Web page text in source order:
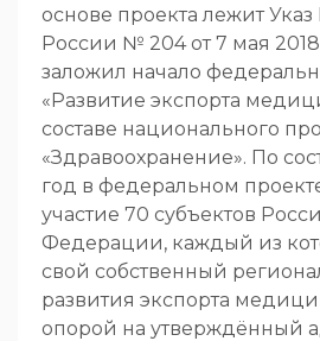
основе проекта лежит
России № 204 от 7 мая
заложил начало
«Развитие экспорта
составе национального
«Здравоохранение». По
год в федеральном
участие 70 субъектов
Федерации, каждый из
свой собственный
развития экспорта
опорой на утверждённый